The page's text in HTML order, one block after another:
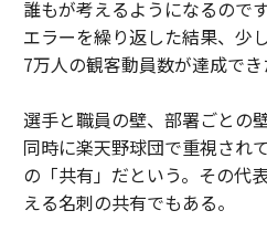
誰もが考えるようになるので
エラーを繰り返した結果、少
7万人の観客動員数が達成でき
選手と職員の壁、部署ごとの
同時に楽天野球団で重視され
の「共有」だという。その代
える名刺の共有でもある。